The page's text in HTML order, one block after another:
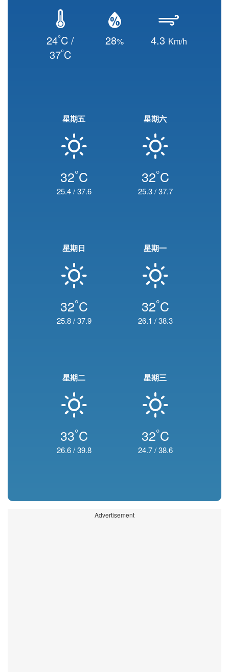
24°C /
37°C
28% 4.3 Km/h
星期五
32°C
25.4/37.6
星期六
32°C
25.3/37.7
星期日
32°C
25.8/37.9
星期一
32°C
26.1 /38.3
星期二
33°C
26.6/39.8
星期三
32°C
24.7/38.6
Advertisement